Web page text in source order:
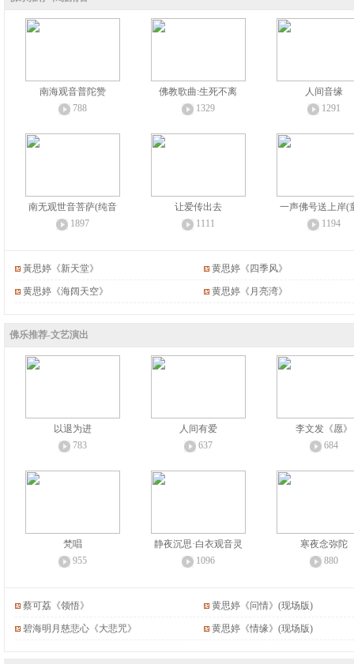
南海观音普陀赞
788
佛教歌曲:生死不离
1329
人间音缘
1291
南无观世音菩萨(纯音
1897
让爱传出去
1111
一声佛号送上岸(
1194
黃思婷《新天堂》 黄思婷《四季风》
黄思婷《海阔天空》 黄思婷《月亮湾》
佛乐推荐-文艺演出
以退为进
783
人间有爱
637
李文发《愿》
684
梵唱
955
静夜沉思·白衣观音灵
1096
寒夜念弥陀
880
蔡可荔《领悟》 黄思婷《问情》(现场版)
碧海明月慈悲心《大悲咒》 黄思婷《情缘》(现场版)